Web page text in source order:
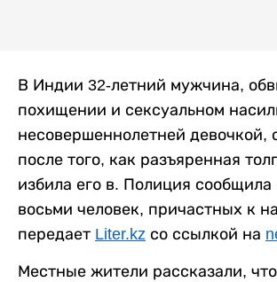
В Индии 32-летний мужчина,
похищении и сексуальном
несовершеннолетней девочкой,
после того, как разъяренная
избила его в. Полиция сообщила
восьми человек, причастных к
передает Liter.kz со ссылкой на
Местные жители рассказали, что